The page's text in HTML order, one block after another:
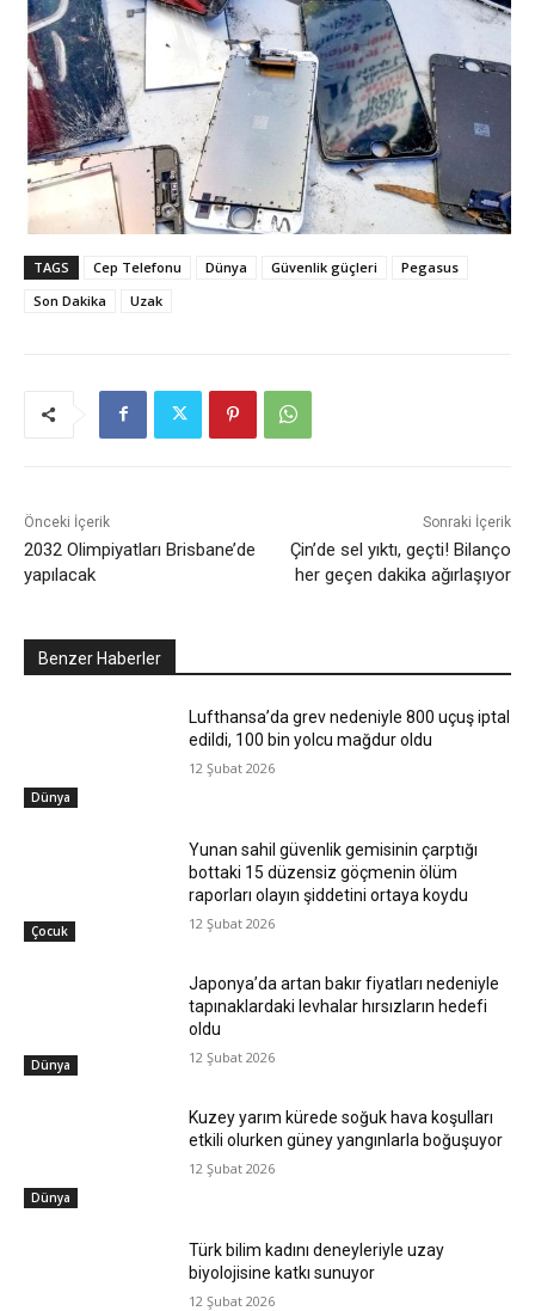
TAGS Cep Telefonu Dünya Güvenlik güçleri
Pegasus
Son Dakika
Uzak
Önceki İçerik
2032 Olimpiyatları Brisbane’de
yapılacak
Sonraki İçerik
Çin’de sel yıktı, geçti! Bilanço
her geçen dakika ağırlaşıyor
Benzer Haberler
Dünya
Lufthansa’da grev nedeniyle 800 uçuş iptal
edildi, 100 bin yolcu mağdur oldu
12 Şubat 2026
Çocuk
Yunan sahil güvenlik gemisinin çarptığı
bottaki 15 düzensiz göçmenin ölüm
raporları olayın şiddetini ortaya koydu
12 Şubat 2026
Dünya
Japonya’da artan bakır fiyatları nedeniyle
tapınaklardaki levhalar hırsızların hedefi
oldu
12 Şubat 2026
Dünya
Kuzey yarım kürede soğuk hava koşulları
etkili olurken güney yangınlarla boğuşuyor
12 Şubat 2026
Türk bilim kadını deneyleriyle uzay
biyolojisine katkı sunuyor
12 Şubat 2026